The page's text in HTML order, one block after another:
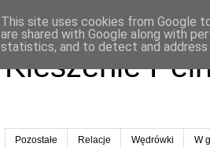
Kieszenie
Pozostałe Relacje Wędrówki W
This site uses cookies from Google
are shared with Google along with
statistics, and to detect and address